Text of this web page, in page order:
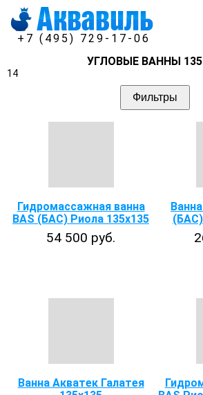
+7 (495) 729-17-06
УГЛОВЫЕ ВАННЫ
14
Фильтры
Гидромассажная ванна
BAS (БАС) Риола 135х135
54 500 руб.
Ванна Акватек Галатея